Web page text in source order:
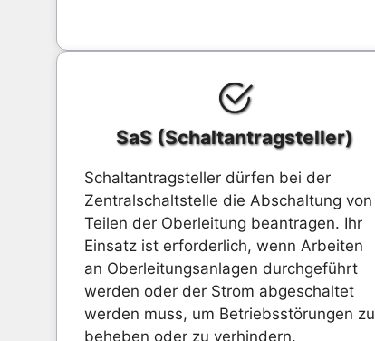
SaS (Schaltantragsteller)
Schaltantragsteller dürfen bei der
Zentralschaltstelle die Abschaltung von
Teilen der Oberleitung beantragen. Ihr
Einsatz ist erforderlich, wenn Arbeiten
an Oberleitungsanlagen durchgeführt
werden oder der Strom abgeschaltet
werden muss, um Betriebsstörungen zu
beheben oder zu verhindern.